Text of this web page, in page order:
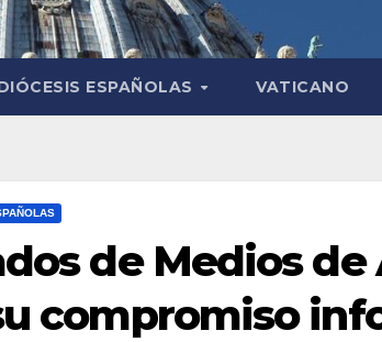
ESPAÑOLAS VATICANO
de Medios
compromiso